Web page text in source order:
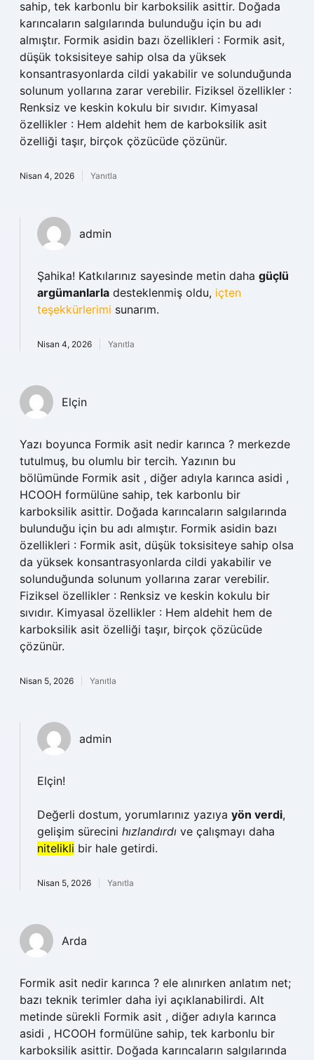
sahip, tek karbonlu bir karboksilik asittir. Doğada
karıncaların salgılarında bulunduğu için bu adı
almıştır. Formik asidin bazı özellikleri : Formik asit,
düşük toksisiteye sahip olsa da yüksek
konsantrasyonlarda cildi yakabilir ve solunduğunda
solunum yollarına zarar verebilir. Fiziksel özellikler :
Renksiz ve keskin kokulu bir sıvıdır. Kimyasal
özellikler : Hem aldehit hem de karboksilik asit
özelliği taşır, birçok çözücüde çözünür.
Nisan 4, 2026 Yanıtla
admin
Şahika! Katkılarınız sayesinde metin daha güçlü
argümanlarla desteklenmiş oldu, içten
teşekkürlerimi sunarım.
Nisan 4, 2026 Yanıtla
Elçin
Yazı boyunca Formik asit nedir karınca ? merkezde
tutulmuş, bu olumlu bir tercih. Yazının bu
bölümünde Formik asit , diğer adıyla karınca asidi ,
HCOOH formülüne sahip, tek karbonlu bir
karboksilik asittir. Doğada karıncaların salgılarında
bulunduğu için bu adı almıştır. Formik asidin bazı
özellikleri : Formik asit, düşük toksisiteye sahip olsa
da yüksek konsantrasyonlarda cildi yakabilir ve
solunduğunda solunum yollarına zarar verebilir.
Fiziksel özellikler : Renksiz ve keskin kokulu bir
sıvıdır. Kimyasal özellikler : Hem aldehit hem de
karboksilik asit özelliği taşır, birçok çözücüde
çözünür.
Nisan 5, 2026 Yanıtla
admin
Elçin!
Değerli dostum, yorumlarınız yazıya yön verdi,
gelişim sürecini hızlandırdı ve çalışmayı daha
nitelikli bir hale getirdi.
Nisan 5, 2026 Yanıtla
Arda
Formik asit nedir karınca ? ele alınırken anlatım net;
bazı teknik terimler daha iyi açıklanabilirdi. Alt
metinde sürekli Formik asit , diğer adıyla karınca
asidi , HCOOH formülüne sahip, tek karbonlu bir
karboksilik asittir. Doğada karıncaların salgılarında